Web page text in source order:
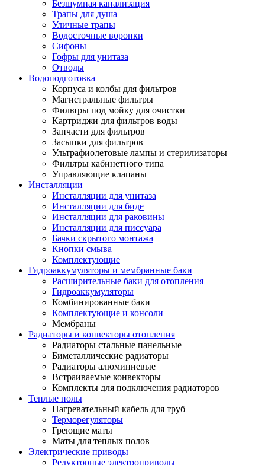
Безшумная канализация
Трапы для душа
Уличные трапы
Водосточные воронки
Сифоны
Гофры для унитаза
Отводы
Водоподготовка
Корпуса и колбы для фильтров
Магистральные фильтры
Фильтры под мойку для очистки
Картриджи для фильтров воды
Запчасти для фильтров
Засыпки для фильтров
Ультрафиолетовые лампы и стерилизаторы
Фильтры кабинетного типа
Управляющие клапаны
Инсталляции
Инсталляции для унитаза
Инсталляции для биде
Инсталляции для раковины
Инсталляции для писсуара
Бачки скрытого монтажа
Кнопки смыва
Комплектующие
Гидроаккумуляторы и мембранные баки
Расширительные баки для отопления
Гидроаккумуляторы
Комбинированные баки
Комплектующие и консоли
Мембраны
Радиаторы и конвекторы отопления
Радиаторы стальные панельные
Биметаллические радиаторы
Радиаторы алюминиевые
Встраиваемые конвекторы
Комплекты для подключения радиаторов
Теплые полы
Нагревательный кабель для труб
Терморегуляторы
Греющие маты
Маты для теплых полов
Электрические приводы
Редукторные электроприводы